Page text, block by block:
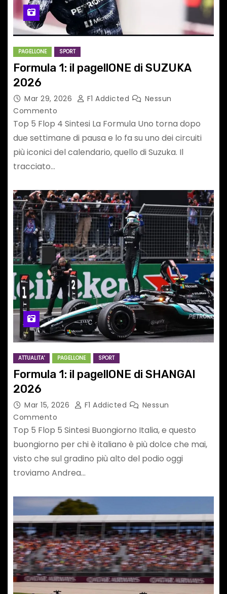
PAGELLONE SPORT
Formula 1: il pagellONE di SUZUKA
2026
Mar 29, 2026 F1 Addicted
Nessun
Commento
Top 5 Flop 4 Sintesi La Formula Uno torna dopo
due settimane di pausa e lo fa su uno dei circuiti
più iconici del calendario, quello di Suzuka. Il
tracciato…
ATTUALITA' PAGELLONE SPORT
Formula 1: il pagellONE di SHANGAI
2026
Mar 15, 2026 F1 Addicted
Nessun
Commento
Top 5 Flop 5 Sintesi Buongiorno Italia, e questo
buongiorno per chi è italiano è più dolce che mai,
visto che sul gradino più alto del podio oggi
troviamo Andrea…